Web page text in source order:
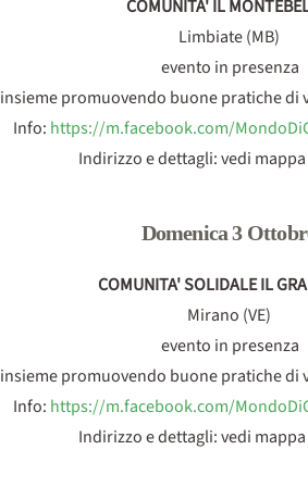
COMUNITA' IL
Limbiate (MB)
evento in presenza
promuovendo buone pratiche
Info: https://m.facebook.com/
Indirizzo e dettagli: vedi
Domenica 3
COMUNITA' SOLIDALE IL
Mirano (VE)
evento in presenza
promuovendo buone pratiche
Info: https://m.facebook.com/
Indirizzo e dettagli: vedi